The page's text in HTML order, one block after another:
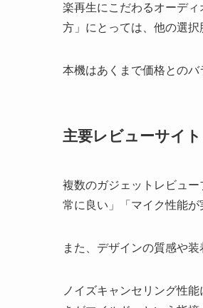
楽再生にこだわるオーデ
方」にとっては、他の選択
本機はあくまで価格とのバ
主要レビューサイ
複数のガジェットレビュ
常に良い」「マイク性能が
また、デザインの質感や装
ノイズキャンセリング性